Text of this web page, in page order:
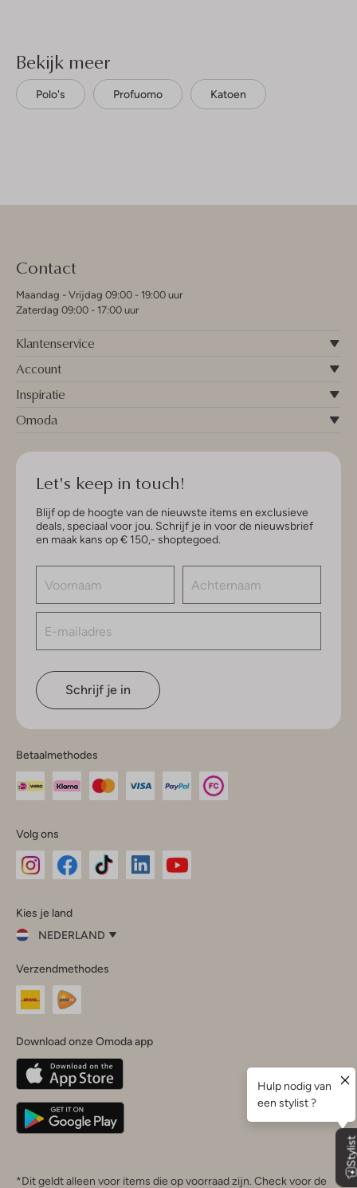
Bekijk meer
Polo's Profuomo Katoen
Contact
Maandag - Vrijdag 09:00 - 19:00 uur
Zaterdag 09:00 - 17:00 uur
Klantenservice
Account
Inspiratie
Omoda
Let's keep in touch!
Blijf op de hoogte van de nieuwste items en exclusieve
deals, speciaal voor jou. Schrijf je in voor de nieuwsbrief
en maak kans op € 150,- shoptegoed.
Schrijf je in
Betaalmethodes
Volg ons
InstagramFacebook
Kies je land
NEDERLAND
je
land
Nederland
Belgique(Français)
Deutschland
Verzendmethodes
Download onze Omoda app
*Dit geldt alleen voor items die op voorraad zijn. Check voor de